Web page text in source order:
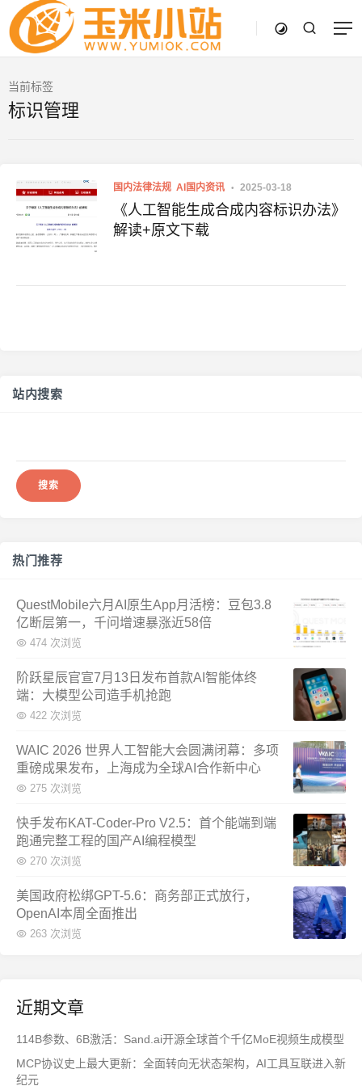
当前标签
标识管理
国内法律法规 AI国内资讯 2025-03-18
《人工智能生成合成内容标识办法》
解读+原文下载
站内搜索
热门推荐
QuestMobile六月AI原生App月活榜：豆包3.8
亿断层第一，千问增速暴涨近58倍
474 次浏览
阶跃星辰官宣7月13日发布首款AI智能体终
端：大模型公司造手机抢跑
422 次浏览
WAIC 2026 世界人工智能大会圆满闭幕：多项
重磅成果发布，上海成为全球AI合作新中心
275 次浏览
快手发布KAT-Coder-Pro V2.5：首个能端到端
跑通完整工程的国产AI编程模型
270 次浏览
美国政府松绑GPT-5.6：商务部正式放行，
OpenAI本周全面推出
263 次浏览
近期文章
114B参数、6B激活：Sand.ai开源全球首个千亿MoE视频生成模型
MCP协议史上最大更新：全面转向无状态架构，AI工具互联进入新
纪元